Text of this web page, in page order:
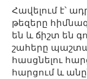
Հավելում է՝
թեզերը
են և ճիշտ են
շահերը
հասցնելու
հարցում և